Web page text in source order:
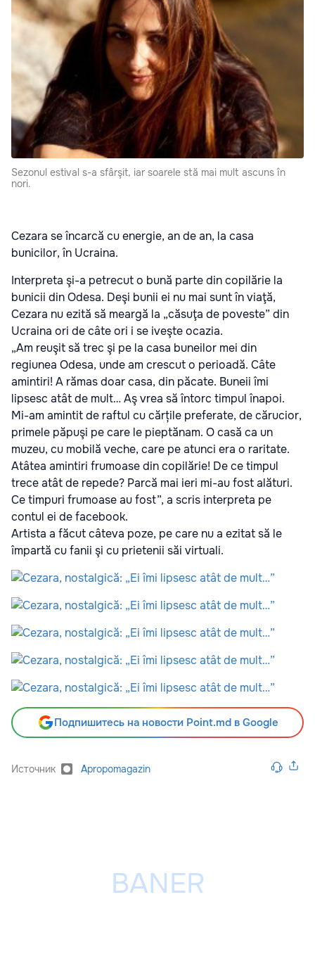
Sezonul estival s-a sfârşit, iar soarele stă mai mult ascuns în
nori.
Cezara se încarcă cu energie, an de an, la casa
bunicilor, în Ucraina.
Interpreta şi-a petrecut o bună parte din copilărie la
bunicii din Odesa. Deşi bunii ei nu mai sunt în viaţă,
Cezara nu ezită să meargă la „căsuţa de poveste” din
Ucraina ori de câte ori i se iveşte ocazia.
„Am reuşit să trec şi pe la casa buneilor mei din
regiunea Odesa, unde am crescut o perioadă. Câte
amintiri! A rămas doar casa, din păcate. Buneii îmi
lipsesc atât de mult… Aş vrea să întorc timpul înapoi.
Mi-am amintit de raftul cu cărțile preferate, de cărucior,
primele păpuşi pe care le pieptănam. O casă ca un
muzeu, cu mobilă veche, care pe atunci era o raritate.
Atâtea amintiri frumoase din copilărie! De ce timpul
trece atât de repede? Parcă mai ieri mi-au fost alături.
Ce timpuri frumoase au fost”, a scris interpreta pe
contul ei de facebook.
Artista a făcut câteva poze, pe care nu a ezitat să le
împartă cu fanii şi cu prietenii săi virtuali.
Подпишитесь на новости Point.md в Google
Источник Apropomagazin